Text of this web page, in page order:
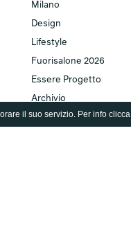
il suo servizio. Per info clicca
Milano
Design
Lifestyle
Fuorisalone 2026
Essere Progetto
Archivio